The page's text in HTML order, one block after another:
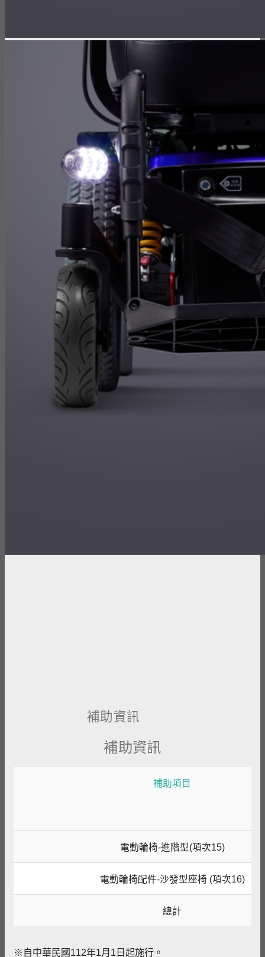
補助資訊
補助資訊
補助項目
電動輪椅-進階型(項次15)
電動輪椅配件-沙發型座椅 (項次16)
總計
※自中華民國112年1月1日起施行。